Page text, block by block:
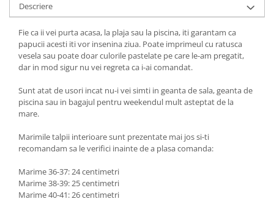
Descriere
Fie ca ii vei purta acasa, la plaja sau la piscina, iti garantam ca
papucii acesti iti vor insenina ziua. Poate imprimeul cu ratusca
vesela sau poate doar culorile pastelate pe care le-am pregatit,
dar in mod sigur nu vei regreta ca i-ai comandat.
Sunt atat de usori incat nu-i vei simti in geanta de sala, geanta de
piscina sau in bagajul pentru weekendul mult asteptat de la
mare.
Marimile talpii interioare sunt prezentate mai jos si-ti
recomandam sa le verifici inainte de a plasa comanda:
Marime 36-37: 24 centimetri
Marime 38-39: 25 centimetri
Marime 40-41: 26 centimetri